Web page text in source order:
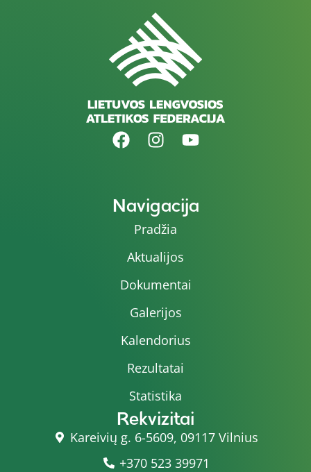
Navigacija
Pradžia
Aktualijos
Dokumentai
Galerijos
Kalendorius
Rezultatai
Statistika
Rekvizitai
Kareivių g. 6-5609, 09117 Vilnius
+370 523 39971